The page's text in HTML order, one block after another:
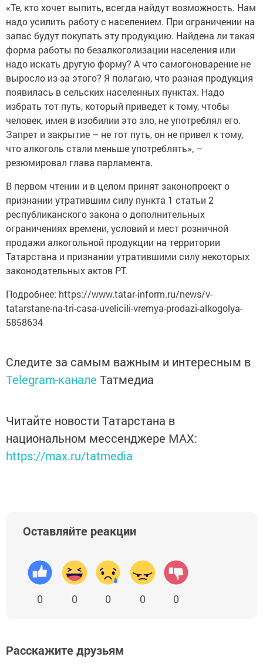
«Те, кто хочет выпить, всегда найдут возможность. Нам
надо усилить работу с населением. При ограничении на
запас будут покупать эту продукцию. Найдена ли такая
форма работы по безалкоголизации населения или
надо искать другую форму? А что самогоноварение не
выросло из-за этого? Я полагаю, что разная продукция
появилась в сельских населенных пунктах. Надо
избрать тот путь, который приведет к тому, чтобы
человек, имея в изобилии это зло, не употреблял его.
Запрет и закрытие – не тот путь, он не привел к тому,
что алкоголь стали меньше употреблять», –
резюмировал глава парламента.
В первом чтении и в целом принят законопроект о
признании утратившим силу пункта 1 статьи 2
республиканского закона о дополнительных
ограничениях времени, условий и мест розничной
продажи алкогольной продукции на территории
Татарстана и признании утратившими силу некоторых
законодательных актов РТ.
Подробнее: https://www.tatar-inform.ru/news/v-
tatarstane-na-tri-casa-uvelicili-vremya-prodazi-alkogolya-
5858634
Следите за самым важным и интересным в
Telegram-канале Татмедиа
Читайте новости Татарстана в
национальном мессенджере MАХ:
https://max.ru/tatmedia
Оставляйте реакции
0 0 0 0 0
Расскажите друзьям